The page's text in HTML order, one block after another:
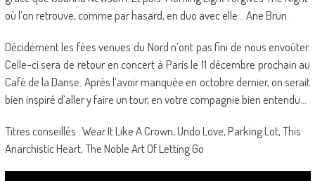
où l’on retrouve, comme par hasard, en duo avec elle… Ane Brun.
Décidément les fées venues du Nord n’ont pas fini de nous envoûter.
Celle-ci sera de retour en concert à Paris le 11 décembre prochain au
Café de la Danse. Après l’avoir manquée en octobre dernier, on serait
bien inspiré d’aller y faire un tour, en votre compagnie bien entendu…
Titres conseillés : Wear It Like A Crown, Undo Love, Parking Lot, This
Anarchistic Heart, The Noble Art Of Letting Go